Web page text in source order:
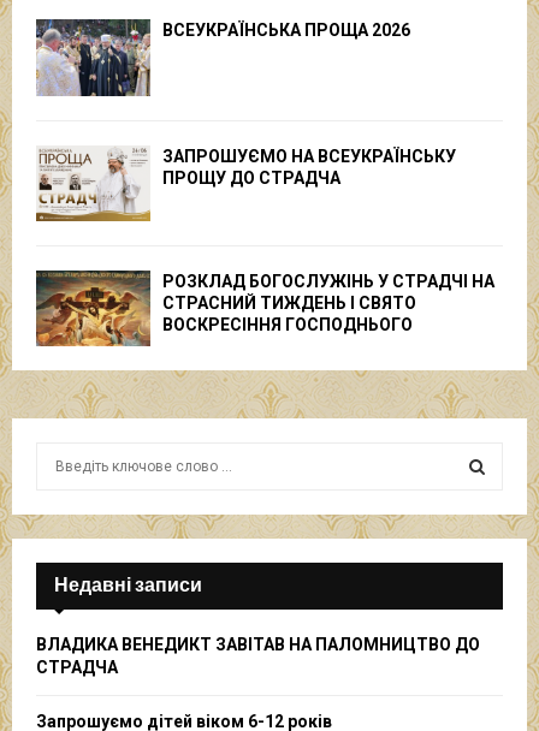
ВСЕУКРАЇНСЬКА ПРОЩА 2026
ЗАПРОШУЄМО НА ВСЕУКРАЇНСЬКУ
ПРОЩУ ДО СТРАДЧА
РОЗКЛАД БОГОСЛУЖІНЬ У СТРАДЧІ НА
СТРАСНИЙ ТИЖДЕНЬ І СВЯТО
ВОСКРЕСІННЯ ГОСПОДНЬОГО
f
r
S
E
A
Недавні записи
ВЛАДИКА ВЕНЕДИКТ ЗАВІТАВ НА ПАЛОМНИЦТВО ДО
СТРАДЧА
Запрошуємо дітей віком 6-12 років